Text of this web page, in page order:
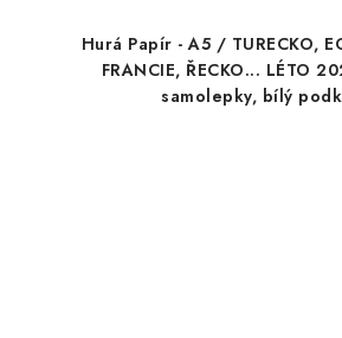
Hurá Papír - A5 / TURECKO,
FRANCIE, ŘECKO... LÉTO
samolepky, bílý